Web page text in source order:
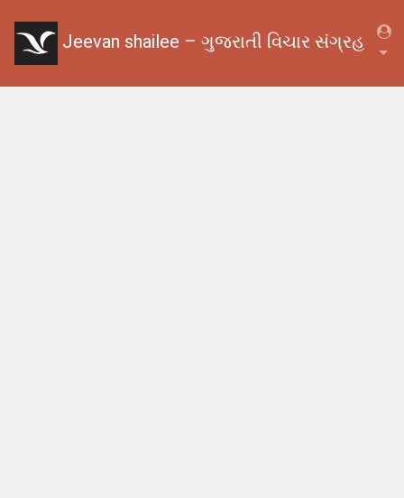
Jeevan shailee – ગુજરાતી વિચાર સંગ્રહ